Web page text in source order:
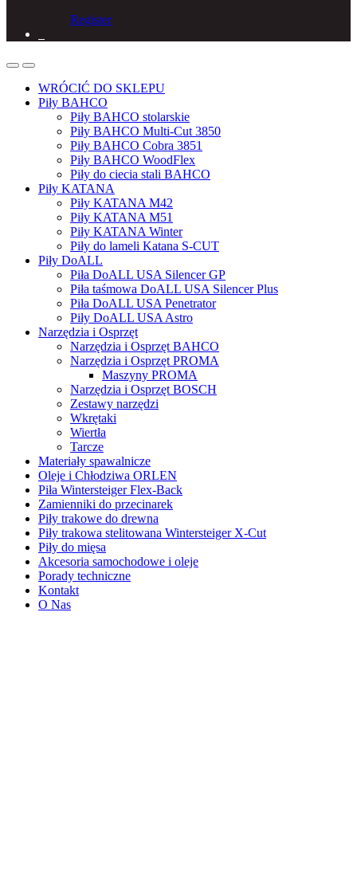
Register
WRÓCIĆ DO SKLEPU
Piły BAHCO
Piły BAHCO stolarskie
Piły BAHCO Multi-Cut 3850
Piły BAHCO Cobra 3851
Piły BAHCO WoodFlex
Piły do ciecia stali BAHCO
Piły KATANA
Piły KATANA M42
Piły KATANA M51
Piły KATANA Winter
Piły do lameli Katana S-CUT
Piły DoALL
Piła DoALL USA Silencer GP
Piła taśmowa DoALL USA Silencer Plus
Piła DoALL USA Penetrator
Piły DoALL USA Astro
Narzędzia i Osprzęt
Narzędzia i Osprzęt BAHCO
Narzędzia i Osprzęt PROMA
Maszyny PROMA
Narzędzia i Osprzęt BOSCH
Zestawy narzędzi
Wkrętaki
Wiertła
Tarcze
Materiały spawalnicze
Oleje i Chłodziwa ORLEN
Piła Wintersteiger Flex-Back
Zamienniki do przecinarek
Piły trakowe do drewna
Piły trakowa stelitowana Wintersteiger X-Cut
Piły do mięsa
Akcesoria samochodowe i oleje
Porady techniczne
Kontakt
O Nas